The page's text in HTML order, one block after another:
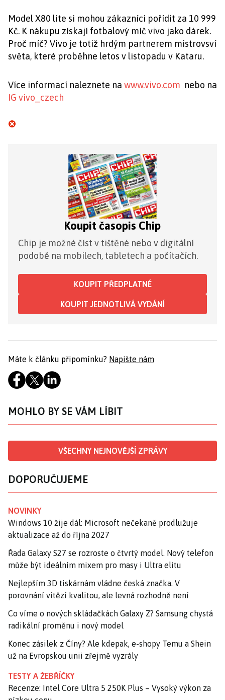
Model X80 lite si mohou zákazníci pořídit za 10 999
Kč. K nákupu získají fotbalový míč vivo jako dárek.
Proč míč? Vivo je totiž hrdým partnerem mistrovsví
světa, které proběhne letos v listopadu v Kataru.
Více informací naleznete na www.vivo.com nebo na
IG vivo_czech
Koupit časopis Chip
Chip je možné číst v tištěné nebo v digitální
podobě na mobilech, tabletech a počítačích.
KOUPIT PŘEDPLATNÉ
KOUPIT JEDNOTLIVÁ VYDÁNÍ
Máte k článku připomínku? Napište nám
MOHLO BY SE VÁM LÍBIT
VŠECHNY NEJNOVĚJŠÍ ZPRÁVY
DOPORUČUJEME
NOVINKY
Windows 10 žije dál: Microsoft nečekaně prodlužuje
aktualizace až do října 2027
Řada Galaxy S27 se rozroste o čtvrtý model. Nový telefon
může být ideálním mixem pro masy i Ultra elitu
Nejlepším 3D tiskárnám vládne česká značka. V
porovnání vítězí kvalitou, ale levná rozhodně není
Co víme o nových skládačkách Galaxy Z? Samsung chystá
radikální proměnu i nový model
Konec zásilek z Číny? Ale kdepak, e-shopy Temu a Shein
už na Evropskou unii zřejmě vyzrály
TESTY A ŽEBŘÍČKY
Recenze: Intel Core Ultra 5 250K Plus – Vysoký výkon za